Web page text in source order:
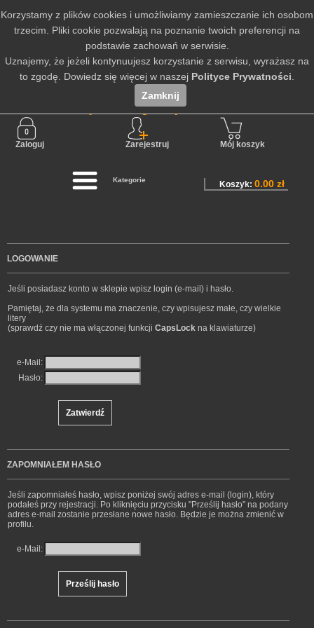
Nie jesteś zalogowany
Zaloguj Zarejestruj Mój koszyk
Kategorie
LOGOWANIE
Jeśli posiadasz konto w sklepie wpisz login (e-mail) i hasło.
Pamiętaj, że dla systemu ma znaczenie, czy wpisujesz małe, czy wielkie
litery
(sprawdź czy nie ma włączonej funkcji CapsLock na klawiaturze)
e-Mail:
Hasło:
ZAPOMNIAŁEM HASŁO
Jeśli zapomniałeś hasło, wpisz poniżej swój adres e-mail (login), który
podałeś przy rejestracji. Po kliknięciu przycisku "Prześlij hasło" na podany
adres e-mail zostanie przesłane nowe hasło. Będzie je można zmienić w
profilu.
e-Mail:
Koszyk:0.00 zł
Korzystamy z plików cookies i umożliwiamy zamieszczanie ich osobom
trzecim. Pliki cookie pozwalają na poznanie twoich preferencji na
podstawie zachowań w serwisie.
Uznajemy, że jeżeli kontynuujesz korzystanie z serwisu, wyrażasz na
to zgodę. Dowiedz się więcej w naszej Polityce Prywatności
Zamknij